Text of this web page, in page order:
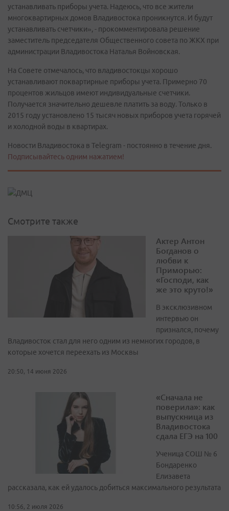
устанавливать приборы учета. Надеюсь, что все жители
многоквартирных домов Владивостока проникнутся. И будут
устанавливать счетчики», - прокомментировала решение
заместитель председателя Общественного совета по ЖКХ при
администрации Владивостока Наталья Войновская.
На Совете отмечалось, что владивостокцы хорошо
устанавливают поквартирные приборы учета. Примерно 70
процентов жильцов имеют индивидуальные счетчики.
Получается значительно дешевле платить за воду. Только в
2015 году установлено 15 тысяч новых приборов учета горячей
и холодной воды в квартирах.
Новости Владивостока в Telegram - постоянно в течение дня.
Подписывайтесь одним нажатием!
Смотрите также
Актер Антон
Богданов о
любви к
Приморью:
«Господи, как
же это круто!»
В эксклюзивном
интервью он
признался, почему
Владивосток стал для него одним из немногих городов, в
которые хочется переехать из Москвы
20:50, 14 июня 2026
«Сначала не
поверила»: как
выпускница из
Владивостока
сдала ЕГЭ на 100
Ученица СОШ № 6
Бондаренко
Елизавета
рассказала, как ей удалось добиться максимального результата
10:56, 2 июля 2026